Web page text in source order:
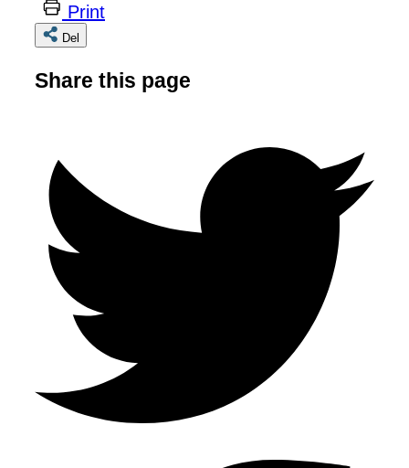
Print
Del
Share this page